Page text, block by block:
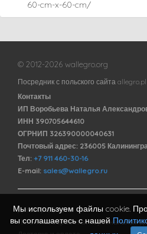
60-cm-x-60-cm/
© 2012-2026 wallegro.org
Посредник с польского сайта allegro.pl
Контакты
ИП Воробьева Наталья
ИНН 390705644610
ОГРНИП 326390000040631
Почтовый адрес: 236005
Тел: +7 911 460-30-16
E-mail: sales@wallegro.ru
Договор оферты
Политика обработки персональных
Мы используем файлы cookie.
вы соглашаетесь с нашей